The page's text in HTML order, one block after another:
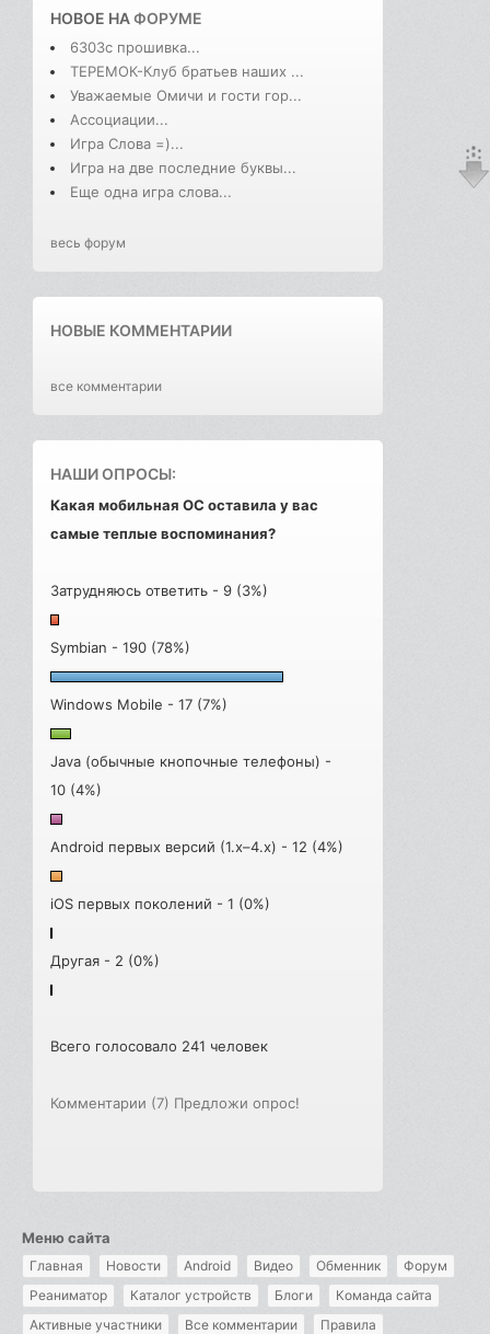
НОВОЕ НАФОРУМЕ
6303с прошивка...
ТЕРЕМОК-Клуб братьев наших ...
Уважаемые Омичи и гости гор...
Ассоциации...
Игра Слова =)...
Игра на две последние буквы...
Еще одна игра слова...
весь форум
НОВЫЕ КОММЕНТАРИИ
все комментарии
НАШИ ОПРОСЫ:
Какая мобильная ОС оставила у вас
самые теплые воспоминания?
Затрудняюсь ответить - 9 (3%)
Symbian - 190 (78%)
Windows Mobile - 17 (7%)
Java (обычные кнопочные телефоны) -
10 (4%)
Android первых версий (1.x–4.x) - 12 (4%)
iOS первых поколений - 1 (0%)
Другая - 2 (0%)
Всего голосовало 241 человек
Комментарии (7) Предложи опрос!
Меню сайта
Главная Новости Android Видео Обменник
Форум
Реаниматор
Каталог устройств Блоги
Команда сайта
Активные участники
Все комментарии Правила